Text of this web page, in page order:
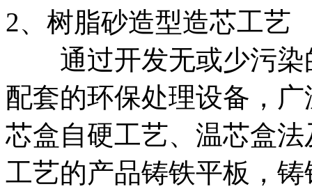
2、树脂砂造型造芯工艺
通过开发无或少污染
配套的环保处理设备，
芯盒自硬工艺、温芯盒
工艺的产品铸铁平板，